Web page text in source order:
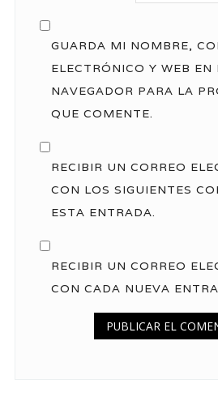
GUARDA MI NOMBRE,
ELECTRÓNICO Y WEB EN
NAVEGADOR PARA LA
QUE COMENTE.
RECIBIR UN CORREO
CON LOS SIGUIENTES
ESTA ENTRADA.
RECIBIR UN CORREO
CON CADA NUEVA